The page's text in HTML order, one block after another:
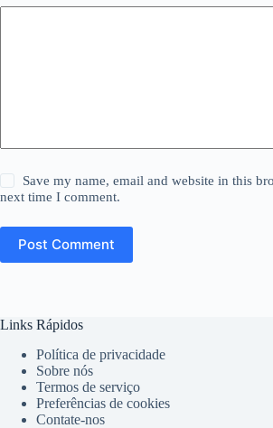
Save my name, email and website in this
next time I comment.
Post Comment
Links Rápidos
Política de privacidade
Sobre nós
Termos de serviço
Preferências de cookies
Contate-nos